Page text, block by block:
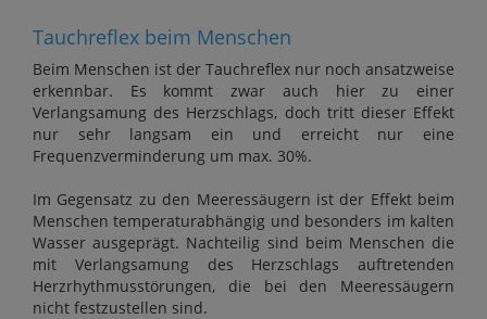
Tauchreflex beim Menschen
Beim Menschen ist der Tauchreflex nur noch ansatzweise
erkennbar. Es kommt zwar auch hier zu einer
Verlangsamung des Herzschlags, doch tritt dieser Effekt
nur sehr langsam ein und erreicht nur eine
Frequenzverminderung um max. 30%.
Im Gegensatz zu den Meeressäugern ist der Effekt beim
Menschen temperaturabhängig und besonders im kalten
Wasser ausgeprägt. Nachteilig sind beim Menschen die
mit Verlangsamung des Herzschlags auftretenden
Herzrhythmusstörungen, die bei den Meeressäugern
nicht festzustellen sind.